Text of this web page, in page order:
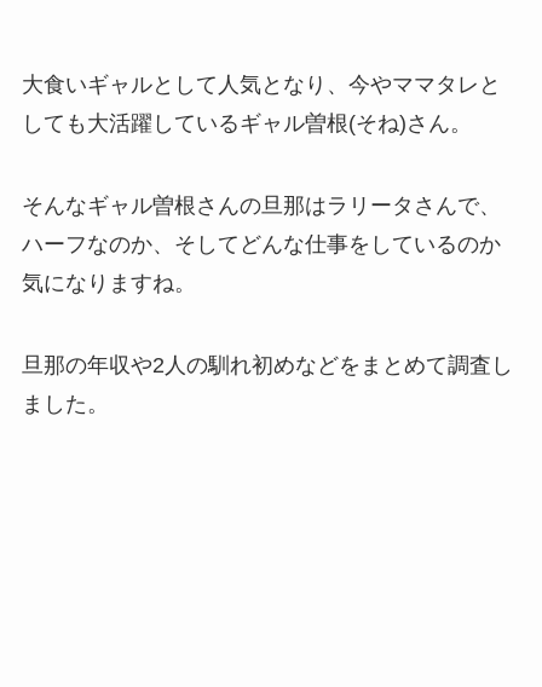
大食いギャルとして人気となり、今やママタレと
しても大活躍しているギャル曽根(そね)さん。
そんなギャル曽根さんの旦那はラリータさんで、
ハーフなのか、そしてどんな仕事をしているのか
気になりますね。
旦那の年収や2人の馴れ初めなどをまとめて調査し
ました。